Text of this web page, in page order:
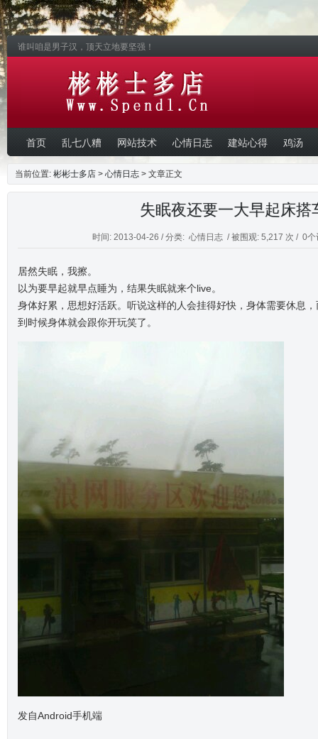
谁叫咱是男子汉，顶天立地要坚强！
首页 乱七八糟 网站技术 心情日志 建站心得 鸡汤
当前位置: 彬彬士多店 > 心情日志 > 文章正文
失眠夜还要一大早起床搭
时间: 2013-04-26 / 分类: 心情日志 / 被围观: 5,217 次 / 0个
居然失眠，我擦。
以为要早起就早点睡为，结果失眠就来个live。
身体好累，思想好活跃。听说这样的人会挂得好快，身体需要休息
到时候身体就会跟你开玩笑了。
发自Android手机端